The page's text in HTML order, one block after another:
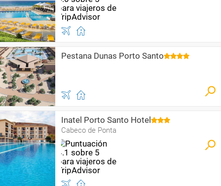
Pestana Dunas Porto Santo
Inatel Porto Santo Hotel
Cabeco de Ponta